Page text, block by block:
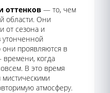
оттенков — то, чем
области. Они
от сезона и
утонченной
проявляются в
когда
В это время
атмосферу.